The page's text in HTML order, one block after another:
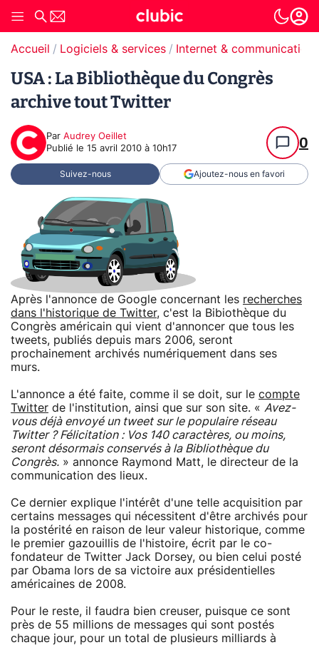
Accueil Logiciels & services Internet & communication
USA : La Bibliothèque du Congrès
archive tout Twitter
Par Audrey Oeillet
Publié le 15 avril 2010 à 10h17 0
Suivez-nous Ajoutez-nous en favori
Après l'annonce de Google concernant les recherches
dans l'historique de Twitter, c'est la Bibiothèque du
Congrès américain qui vient d'annoncer que tous les
tweets, publiés depuis mars 2006, seront
prochainement archivés numériquement dans ses
murs.
L'annonce a été faite, comme il se doit, sur le compte
Twitter de l'institution, ainsi que sur son site. « Avez-
vous déjà envoyé un tweet sur le populaire réseau
Twitter ? Félicitation : Vos 140 caractères, ou moins,
seront désormais conservés à la Bibliothèque du
Congrès. » annonce Raymond Matt, le directeur de la
communication des lieux.
Ce dernier explique l'intérêt d'une telle acquisition par
certains messages qui nécessitent d'être archivés pour
la postérité en raison de leur valeur historique, comme
le premier gazouillis de l'histoire, écrit par le co-
fondateur de Twitter Jack Dorsey, ou bien celui posté
par Obama lors de sa victoire aux présidentielles
américaines de 2008.
Pour le reste, il faudra bien creuser, puisque ce sont
près de 55 millions de messages qui sont postés
chaque jour, pour un total de plusieurs milliards à